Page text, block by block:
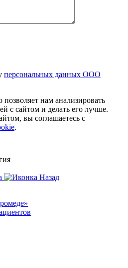
персональных данных ООО
нам анализировать
с сайтом и делать его лучше.
вы соглашаетесь с
.
Назад